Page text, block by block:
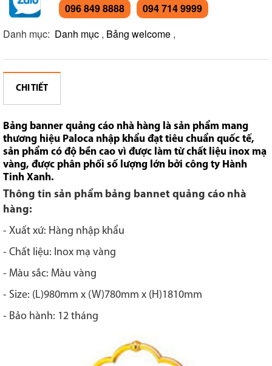
096 849 8888
094 714 9999
Danh mục: Danh mục , Bảng welcome ,
CHI TIẾT
Bảng banner quảng cáo nhà hàng là sản phẩm mang
thương hiệu Paloca nhập khẩu đạt tiêu chuẩn quốc tế,
sản phẩm có độ bền cao vì được làm từ chất liệu inox mạ
vàng, được phân phối số lượng lớn bởi công ty Hành
Tinh Xanh.
Thông tin sản phẩm bảng bannet quảng cáo nhà
hàng:
- Xuất xứ: Hàng nhập khẩu
- Chất liệu: Inox mạ vàng
- Màu sắc: Màu vàng
- Size: (L)980mm x (W)780mm x (H)1810mm
- Bảo hành: 12 tháng